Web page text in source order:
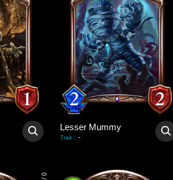
Lesser Mummy
Trait : -
0
/